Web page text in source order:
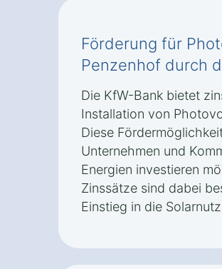
Förderung für
Penzenhof durch
Die KfW-Bank bietet
Installation von
Diese
Unternehmen und
Energien investieren
Zinssätze sind dabei
Einstieg in die